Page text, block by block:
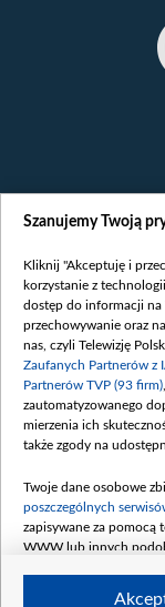
Szanujemy Twoją
Kliknij "Akceptuję i
korzystanie z
dostęp do informacji na
przechowywanie oraz
nas, czyli Telewizję
Zaufanych Partnerów z
Partnerów TVP (93 firm)
zautomatyzowanego
mierzenia ich
także zgody na
Twoje dane osobowe
poszczególnych
zapisywane za pomocą
WWW lub innych